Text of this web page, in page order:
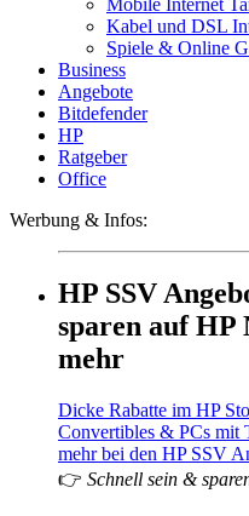
Mobile Internet
Kabel und DSL
Spiele & Online
Business
Angebote
Bitdefender
HP
Ratgeber
Office
Werbung & Infos:
HP SSV
sparen auf HP
mehr
Dicke Rabatte im HP
Convertibles & PCs
mehr bei den HP SSV
👉 Schnell sein &